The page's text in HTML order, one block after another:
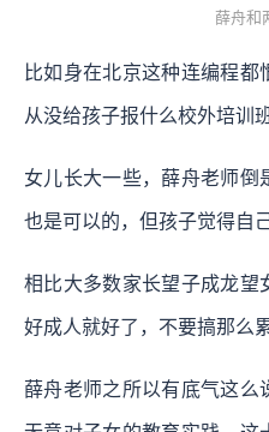
薛舟和
比如身在北京这种连编程
从没给孩子报什么校外培训班
女儿长大一些，薛舟老师倒
也是可以的，但孩子觉得自
相比大多数家长望子成龙望
好成人就好了，不要搞那么累
薛舟老师之所以有底气这么